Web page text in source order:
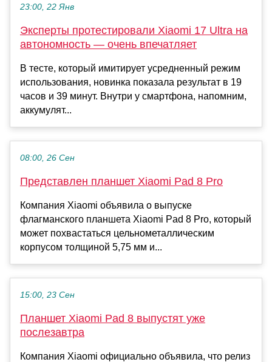
23:00, 22 Янв
Эксперты протестировали Xiaomi 17 Ultra на
автономность — очень впечатляет
В тесте, который имитирует усредненный режим
использования, новинка показала результат в 19
часов и 39 минут. Внутри у смартфона, напомним,
аккумулят...
08:00, 26 Сен
Представлен планшет Xiaomi Pad 8 Pro
Компания Xiaomi объявила о выпуске
флагманского планшета Xiaomi Pad 8 Pro, который
может похвастаться цельнометаллическим
корпусом толщиной 5,75 мм и...
15:00, 23 Сен
Планшет Xiaomi Pad 8 выпустят уже
послезавтра
Компания Xiaomi официально объявила, что релиз